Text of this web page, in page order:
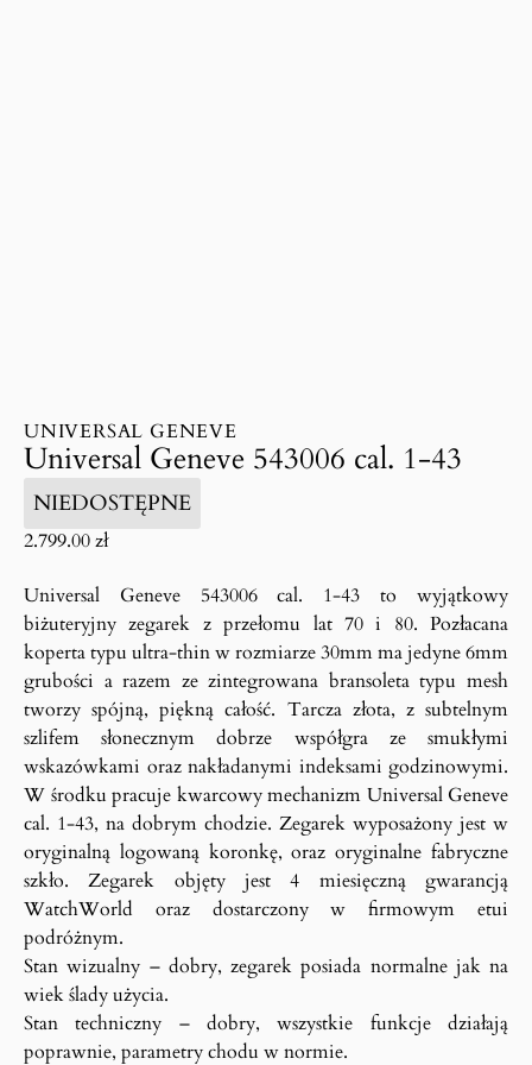
UNIVERSAL GENEVE
Universal Geneve 543006 cal. 1-43
NIEDOSTĘPNE
2.799.00zł
Universal Geneve 543006 cal. 1-43 to wyjątkowy
biżuteryjny zegarek z przełomu lat 70 i 80. Pozłacana
koperta typu ultra-thin w rozmiarze 30mm ma jedyne 6mm
grubości a razem ze zintegrowana bransoleta typu mesh
tworzy spójną, piękną całość. Tarcza złota, z subtelnym
szlifem słonecznym dobrze współgra ze smukłymi
wskazówkami oraz nakładanymi indeksami godzinowymi.
W środku pracuje kwarcowy mechanizm Universal Geneve
cal. 1-43, na dobrym chodzie. Zegarek wyposażony jest w
oryginalną logowaną koronkę, oraz oryginalne fabryczne
szkło. Zegarek objęty jest 4 miesięczną gwarancją
WatchWorld oraz dostarczony w firmowym etui
podróżnym.
Stan wizualny – dobry, zegarek posiada normalne jak na
wiek ślady użycia.
Stan techniczny – dobry, wszystkie funkcje działają
poprawnie, parametry chodu w normie.